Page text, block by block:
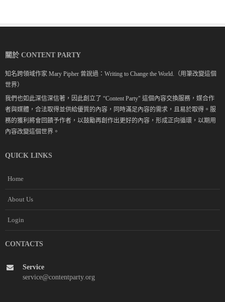
關於 CONTENT PARTY
知名跨領域作家 Mary Pipher 曾說過：Writing to Change the World.（用筆改變這個
世界）
我們也如此深信深信著，因此創立了 “Content Party" 這個內容交換服務，媒合作
者與媒體，合法取得並供給優質的內容，同時滿足內容的需求，且易於取得。服
務的獲利將會回饋予作者，以鼓勵再創作出更好的內容，形成正向循環，以期用
內容改變這個世界。
QUICK LINKS
Home
About Us
Login
CONTACTS
Service
service@contentparty.org